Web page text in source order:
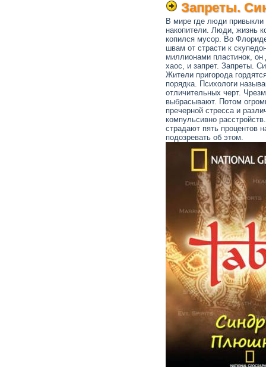
Запреты.
В мире где люди привыкли
накопители. Люди, жизнь
копился мусор. Во
швам от страсти к
миллионами пластинок, он
хаос, и запрет. Запреты.
Жители пригорода
порядка. Психологи
отличительных черт.
выбрасывают. Потом
пречерной стресса и
компульсивно
страдают пять процентов
подозревать об этом.